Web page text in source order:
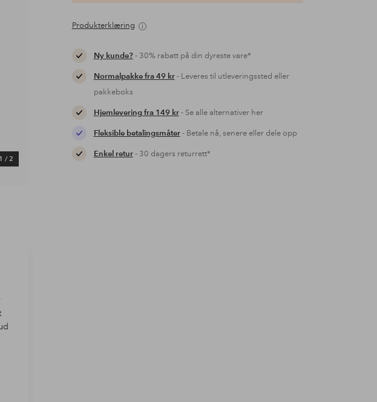
1 / 2
Produkterklæring
Ny kunde?- 30% rabatt på din dyreste vare*
Normalpakke fra 49 kr- Leveres til utleveringssted eller
pakkeboks
Hjemlevering fra 149 kr- Se alle alternativer her
Fleksible betalingsmåter- Betale nå, senere eller dele opp
Enkel retur- 30 dagers returrett*